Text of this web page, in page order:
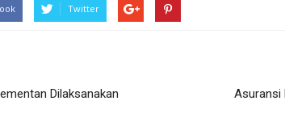
Twitter
Dilaksanakan
Asuransi